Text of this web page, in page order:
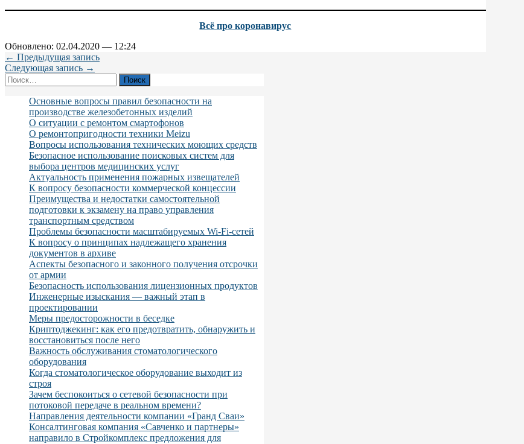
Всё про коронавирус
Обновлено: 02.04.2020 — 12:24
← Предыдущая запись
Следующая запись →
Найти:
Основные вопросы правил безопасности на
производстве железобетонных изделий
О ситуации с ремонтом смартофонов
О ремонтопригодности техники Meizu
Вопросы использования технических моющих средств
Безопасное использование поисковых систем для
выбора центров медицинских услуг
Актуальность применения пожарных извещателей
К вопросу безопасности коммерческой концессии
Преимущества и недостатки самостоятельной
подготовки к экзамену на право управления
транспортным средством
Проблемы безопасности масштабируемых Wi-Fi-сетей
К вопросу о принципах надлежащего хранения
документов в архиве
Аспекты безопасного и законного получения отсрочки
от армии
Безопасность использования лицензионных продуктов
Инженерные изыскания — важный этап в
проектировании
Меры предосторожности в беседке
Криптоджекинг: как его предотвратить, обнаружить и
восстановиться после него
Важность обслуживания стоматологического
оборудования
Когда стоматологическое оборудование выходит из
строя
Зачем беспокоиться о сетевой безопасности при
потоковой передаче в реальном времени?
Направления деятельности компании «Гранд Сваи»
Консалтинговая компания «Савченко и партнеры»
направило в Стройкомплекс предложения для